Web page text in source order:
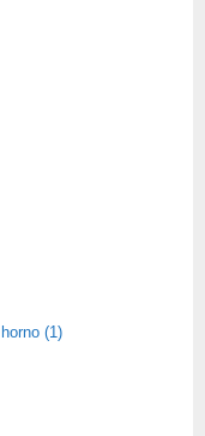
(1)